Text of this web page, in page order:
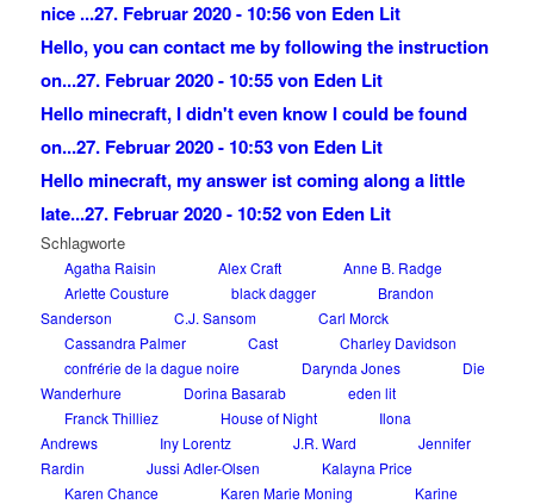
nice ...27. Februar 2020 - 10:56 von Eden Lit
Hello, you can contact me by following the instruction
on...27. Februar 2020 - 10:55 von Eden Lit
Hello minecraft, I didn't even know I could be found
on...27. Februar 2020 - 10:53 von Eden Lit
Hello minecraft, my answer ist coming along a little
late...27. Februar 2020 - 10:52 von Eden Lit
Schlagworte
Agatha Raisin Alex Craft
Anne B. Radge
Arlette Cousture
black dagger
Brandon
Sanderson
C.J. Sansom
Carl Morck
Cassandra Palmer
Cast
Charley Davidson
confrérie de la dague noire
Darynda Jones
Die
Wanderhure
Dorina Basarab
eden lit
Franck Thilliez
House of Night
Ilona
Andrews
Iny Lorentz J.R. Ward
Jennifer
Rardin
Jussi Adler-Olsen
Kalayna Price
Karen Chance
Karen Marie Moning
Karine